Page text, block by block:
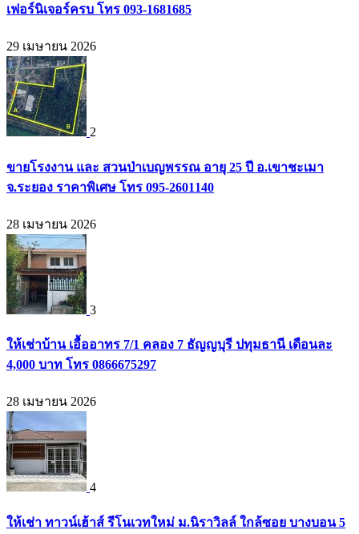
เฟอร์นิเจอร์ครบ โทร 093-1681685
29 เมษายน 2026
2
ขายโรงงาน และ สวนป่าเบญพรรณ อายุ 25 ปี อ.เขาชะเมา
จ.ระยอง ราคาพิเศษ โทร 095-2601140
28 เมษายน 2026
3
ให้เช่าบ้าน เอื้ออาทร 7/1 คลอง 7 ธัญญบุรี ปทุมธานี เดือนละ
4,000 บาท โทร 0866675297
28 เมษายน 2026
4
ให้เช่า ทาวน์เฮ้าส์ รีโนเวทใหม่ ม.นิราวิลล์ ใกล้ซอย บางบอน 5